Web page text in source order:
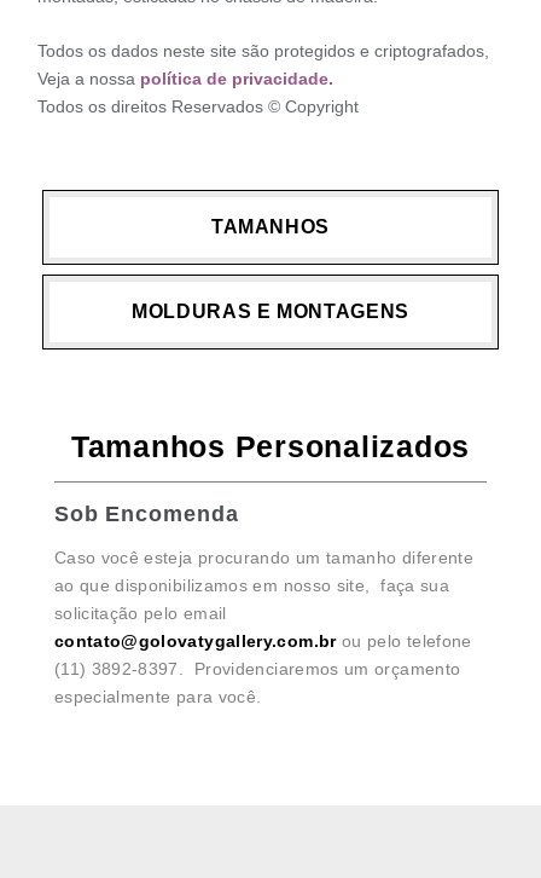
Todos os dados neste site são protegidos e criptografados,
Veja a nossa política de privacidade.
Todos os direitos Reservados © Copyright
TAMANHOS
MOLDURAS E MONTAGENS
Tamanhos Personalizados
Sob Encomenda
Caso você esteja procurando um tamanho diferente
ao que disponibilizamos em nosso site, faça sua
solicitação pelo email
contato@golovatygallery.com.brou pelo telefone
(11) 3892-8397. Providenciaremos um orçamento
especialmente para você.